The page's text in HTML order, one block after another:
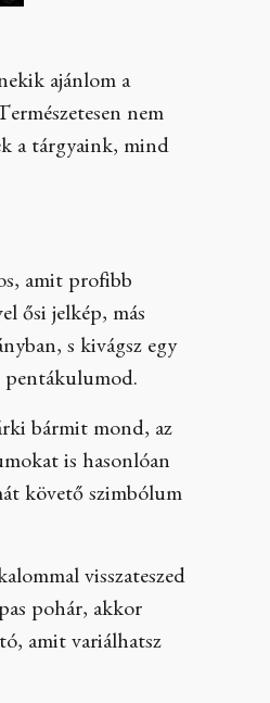
ajánlom a
nem
a tárgyaink, mind
amit profibb
ősi jelkép, más
s kivágsz egy
pentákulumod.
bármit mond, az
is hasonlóan
követő szimbólum
visszateszed
pohár, akkor
amit variálhatsz